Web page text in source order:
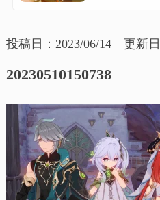
投稿日：2023/06/14 更新日
20230510150738